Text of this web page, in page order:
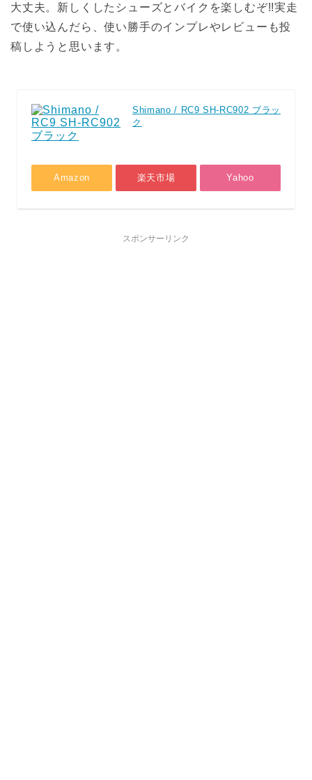
大丈夫。新しくしたシューズとバイクを楽しむぞ!!実走
で使い込んだら、使い勝手のインプレやレビューも投
稿しようと思います。
Shimano / RC9 SH-RC902 ブラッ
ク
Amazon 楽天市場 Yahoo
スポンサーリンク